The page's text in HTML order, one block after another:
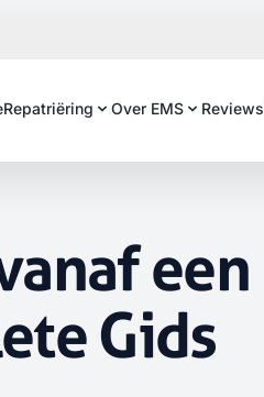
Repatriëring Over EMS Reviews
een
Gids